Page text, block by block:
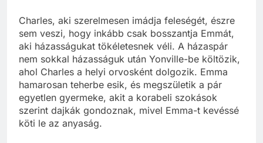
Charles, aki szerelmesen imádja feleségét, észre
sem veszi, hogy inkább csak bosszantja Emmát,
aki házasságukat tökéletesnek véli. A házaspár
nem sokkal házasságuk után Yonville-be költözik,
ahol Charles a helyi orvosként dolgozik. Emma
hamarosan teherbe esik, és megszületik a pár
egyetlen gyermeke, akit a korabeli szokások
szerint dajkák gondoznak, mivel Emma-t kevéssé
köti le az anyaság.